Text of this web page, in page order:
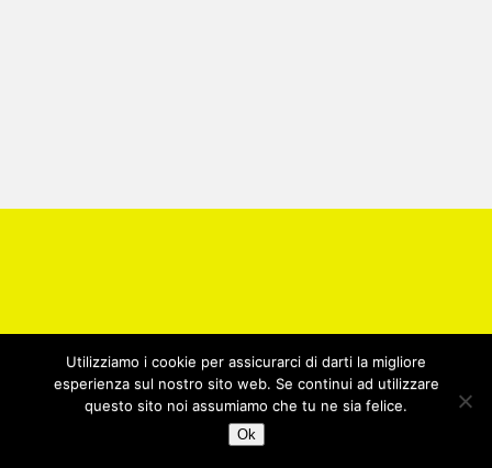
Utilizziamo i cookie per assicurarci di darti la migliore
esperienza sul nostro sito web. Se continui ad utilizzare
questo sito noi assumiamo che tu ne sia felice.
Ok